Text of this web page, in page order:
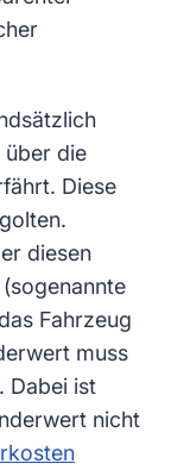
über die
Diese
diesen
Fahrzeug
muss
Dabei ist
nicht